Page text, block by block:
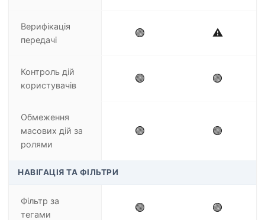
Верифікація
передачі
🟢 ⚠️
Контроль дій
користувачів
🟢 🟢
Обмеження
масових дій за
ролями
🟢 🟢
НАВІГАЦІЯ ТА ФІЛЬТРИ
Фільтр за
тегами
🟢 🟢